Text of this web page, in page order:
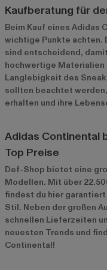
Kaufberatung für
Beim Kauf eines Adidas
wichtige Punkte achten.
sind entscheidend,
hochwertige Materialien
Langlebigkeit des
sollten beachtet
erhalten und ihre
Adidas Continental
Top Preise
Def-Shop bietet eine
Modellen. Mit über
findest du hier
Stil. Neben der großen
schnellen Lieferzeiten
neuesten Trends und
Continental!